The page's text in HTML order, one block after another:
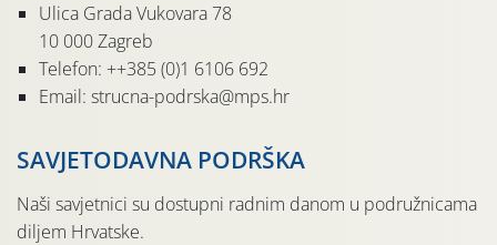
Ulica Grada Vukovara 78
10 000 Zagreb
Telefon: ++385 (0)1 6106 692
Email: strucna-podrska@mps.hr
SAVJETODAVNA PODRŠKA
Naši savjetnici su dostupni radnim danom u podružnicama
diljem Hrvatske.